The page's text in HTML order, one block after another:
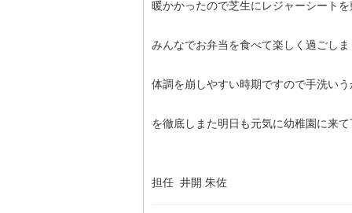
暖かかったので芝生にレジャーシート
みんなでお弁当を食べて楽しく過ごし
体調を崩しやすい時期ですので手洗いう
を徹底しまた明日も元気に幼稚園に来
担任 井開 朱佐